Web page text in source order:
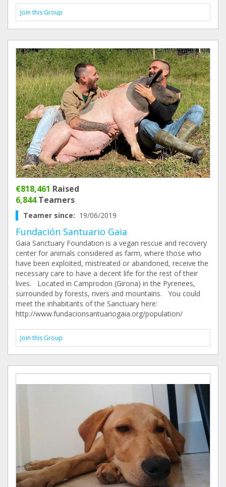
Join this Group
€818,461 Raised
6,844Teamers
Teamer since: 19/06/2019
Fundación Santuario Gaia
Gaia Sanctuary Foundation is a vegan rescue and recovery
center for animals considered as farm, where those who
have been exploited, mistreated or abandoned, receive the
necessary care to have a decent life for the rest of their
lives. Located in Camprodon (Girona) in the Pyrenees,
surrounded by forests, rivers and mountains. You could
meet the inhabitants of the Sanctuary here:
http://www.fundacionsantuariogaia.org/population/
Join this Group